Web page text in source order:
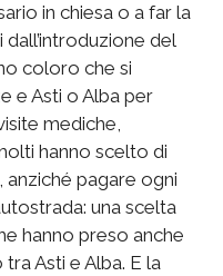
in chiesa o a far la
del
coloro che si
e Asti o Alba per
mediche,
hanno scelto di
pagare ogni
una scelta
hanno preso anche
Asti e Alba. E la